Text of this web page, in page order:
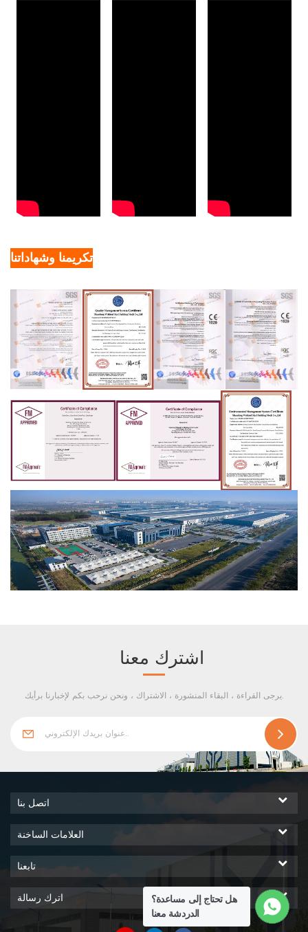
تكريمنا وشهاداتنا
اشترك معنا
يرجى القراءة ، البقاء المنشورة ، الاشتراك ، ونحن نرحب بكم لإخبارنا برأيك.
هل تحتاج إلى مساعدة؟
الدردشة معنا
اتصل بنا
العلامات الساخنة
تابعنا
اترك رسالة